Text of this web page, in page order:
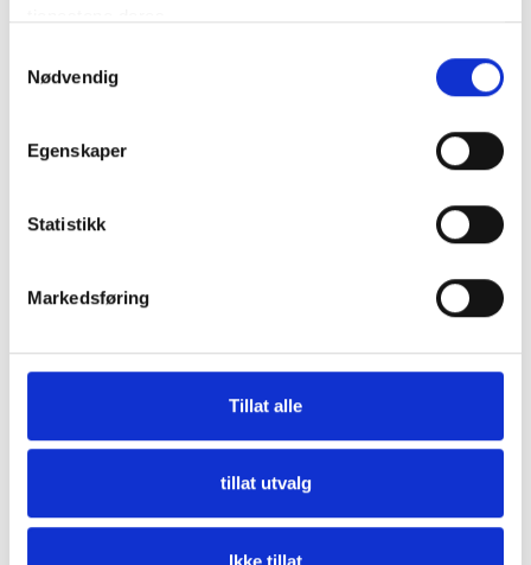
Nødvendig
Egenskaper
Statistikk
Markedsføring
Tillat alle
tillat utvalg
Ikke tillat
Impeller 8301-01
Volvo penta 842857
Volvo penta 875697
Perkins 460027
Detroit Diesel 8924839